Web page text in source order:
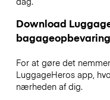
Download
For at gøre det
LuggageHeros app,
nærheden af dig.